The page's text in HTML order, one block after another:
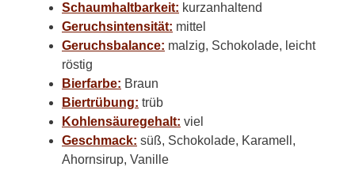
Schaumhaltbarkeit: kurzanhaltend
Geruchsintensität: mittel
Geruchsbalance: malzig, Schokolade, leicht
röstig
Bierfarbe: Braun
Biertrübung: trüb
Kohlensäuregehalt: viel
Geschmack: süß, Schokolade, Karamell,
Ahornsirup, Vanille